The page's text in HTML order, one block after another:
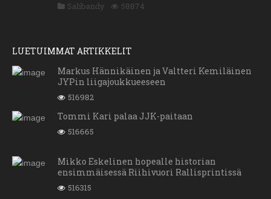
Salibandy 58874
LUETUIMMAT ARTIKKELIT
Markus Hännikäinen ja Valtteri Kemiläinen
JYPin liigajoukkueeseen
516982
Tommi Kari palaa JJK-paitaan
516665
Mikko Eskelinen hopealle historian
ensimmäisessä Riihivuori Rallisprintissä
516315